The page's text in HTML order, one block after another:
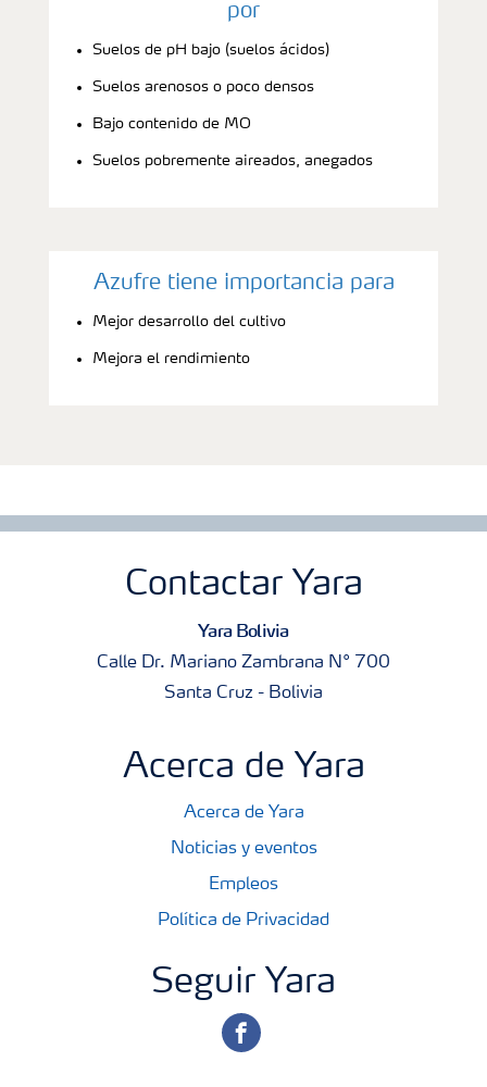
por
Suelos de pH bajo (suelos ácidos)
Suelos arenosos o poco densos
Bajo contenido de MO
Suelos pobremente aireados, anegados
Azufre tiene importancia para
Mejor desarrollo del cultivo
Mejora el rendimiento
Contactar Yara
Yara Bolivia
Calle Dr. Mariano Zambrana N° 700
Santa Cruz - Bolivia
Acerca de Yara
Acerca de Yara
Noticias y eventos
Empleos
Política de Privacidad
Seguir Yara
facebook